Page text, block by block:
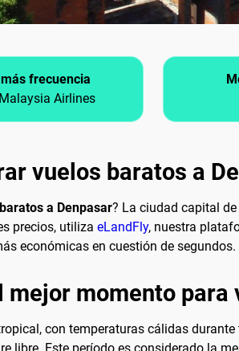
frecuencia
Airlines
vuelos baratos a
a Denpasar? La ciudad capital
precios, utiliza eLandFly, nuestra
económicas en cuestión de segundos.
mejor momento
con temperaturas cálidas